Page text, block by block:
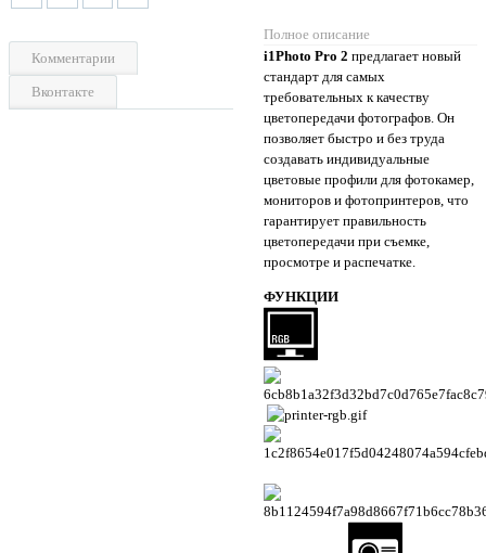
Полное описание
i1Photo Pro 2 предлагает новый
стандарт для самых
требовательных к качеству
цветопередачи фотографов. Он
позволяет быстро и без труда
создавать индивидуальные
цветовые профили для фотокамер,
мониторов и фотопринтеров, что
гарантирует правильность
цветопередачи при съемке,
просмотре и распечатке.
ФУНКЦИИ
Комментарии
Вконтакте